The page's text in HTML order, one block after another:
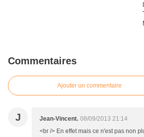
Commentaires
Ajouter un commentaire
J Jean-Vincent. 08/09/2013 21:14
<br /> En effet mais ce n'est pas non